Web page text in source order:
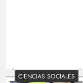
CIENCIAS SOCIALES